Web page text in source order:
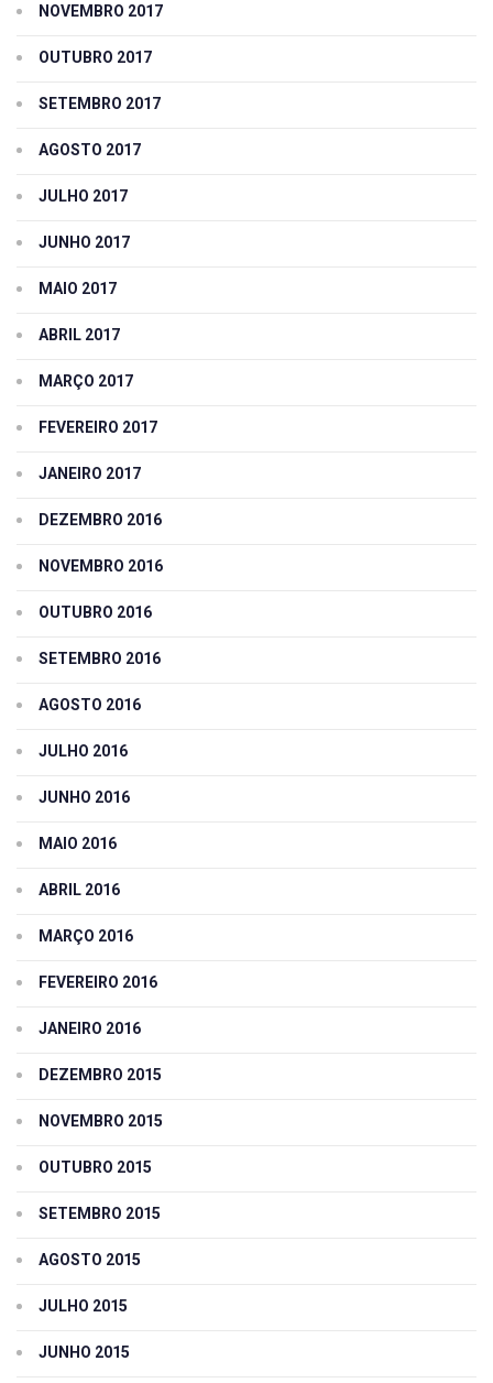
NOVEMBRO 2017
OUTUBRO 2017
SETEMBRO 2017
AGOSTO 2017
JULHO 2017
JUNHO 2017
MAIO 2017
ABRIL 2017
MARÇO 2017
FEVEREIRO 2017
JANEIRO 2017
DEZEMBRO 2016
NOVEMBRO 2016
OUTUBRO 2016
SETEMBRO 2016
AGOSTO 2016
JULHO 2016
JUNHO 2016
MAIO 2016
ABRIL 2016
MARÇO 2016
FEVEREIRO 2016
JANEIRO 2016
DEZEMBRO 2015
NOVEMBRO 2015
OUTUBRO 2015
SETEMBRO 2015
AGOSTO 2015
JULHO 2015
JUNHO 2015